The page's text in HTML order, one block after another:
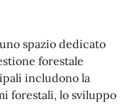
spazio dedicato
forestale
includono la
forestali, lo sviluppo